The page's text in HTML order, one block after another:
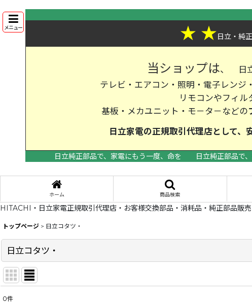
メニュー ★ ★日立・純
当ショップは、
日
テレビ・エアコン・照明・電子レン
リモコンやフィル
基板・メカユニット・モ－タ－などの
日立家電の正規取引代理店とし
日立純正部品で、家電にもう一度、命を
日立純正部品で
ホーム 商品検索
HITACHI・日立家電正規取引代理店・お客様交換部品・消耗品・純正部品販売
トップページ > 日立コタツ・
日立コタツ・
0件